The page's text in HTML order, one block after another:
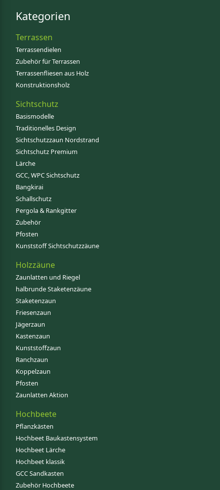
Kategorien
Terrassen
Terrassendielen
Zubehör für Terrassen
Terrassenfliesen aus Holz
Konstruktionsholz
Sichtschutz
Basismodelle
Traditionelles Design
Sichtschutzzaun Nordstrand
Sichtschutz Premium
Lärche
GCC, WPC Sichtschutz
Bangkirai
Schallschutz
Pergola & Rankgitter
Zubehör
Pfosten
Kunststoff Sichtschutzzäune
Holzzäune
Zaunlatten und Riegel
halbrunde Staketenzäune
Staketenzaun
Friesenzaun
Jägerzaun
Kastenzaun
Kunststoffzaun
Ranchzaun
Koppelzaun
Pfosten
Zaunlatten Aktion
Hochbeete
Pflanzkästen
Hochbeet Baukastensystem
Hochbeet Lärche
Hochbeet klassik
GCC Sandkasten
Zubehör Hochbeete